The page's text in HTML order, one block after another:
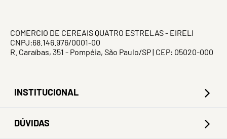
COMERCIO DE CEREAIS QUATRO ESTRELAS - EIRELI
CNPJ:68.146.976/0001-00
R. Caraíbas, 351 - Pompéia, São Paulo/SP | CEP: 05020-000
INSTITUCIONAL
DÚVIDAS